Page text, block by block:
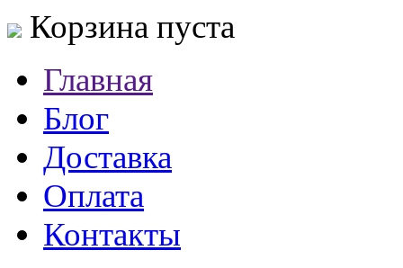
Корзина пуста
Главная
Блог
Доставка
Оплата
Контакты